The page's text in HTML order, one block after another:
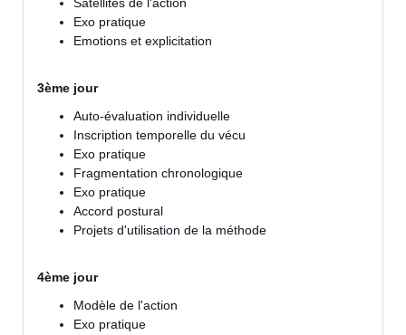
Exo pratique
Emotions et explicitation
3ème jour
Auto-évaluation individuelle
Inscription temporelle du vécu
Exo pratique
Fragmentation chronologique
Exo pratique
Accord postural
Projets d'utilisation de la méthode
4ème jour
Modèle de l'action
Exo pratique